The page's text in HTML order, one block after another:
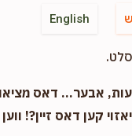
English
אבער... דאס
קען דאס זיין?!